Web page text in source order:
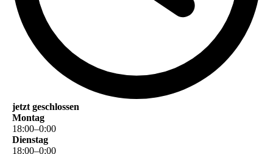
jetzt geschlossen
Montag
18:00–0:00
Dienstag
18:00–0:00